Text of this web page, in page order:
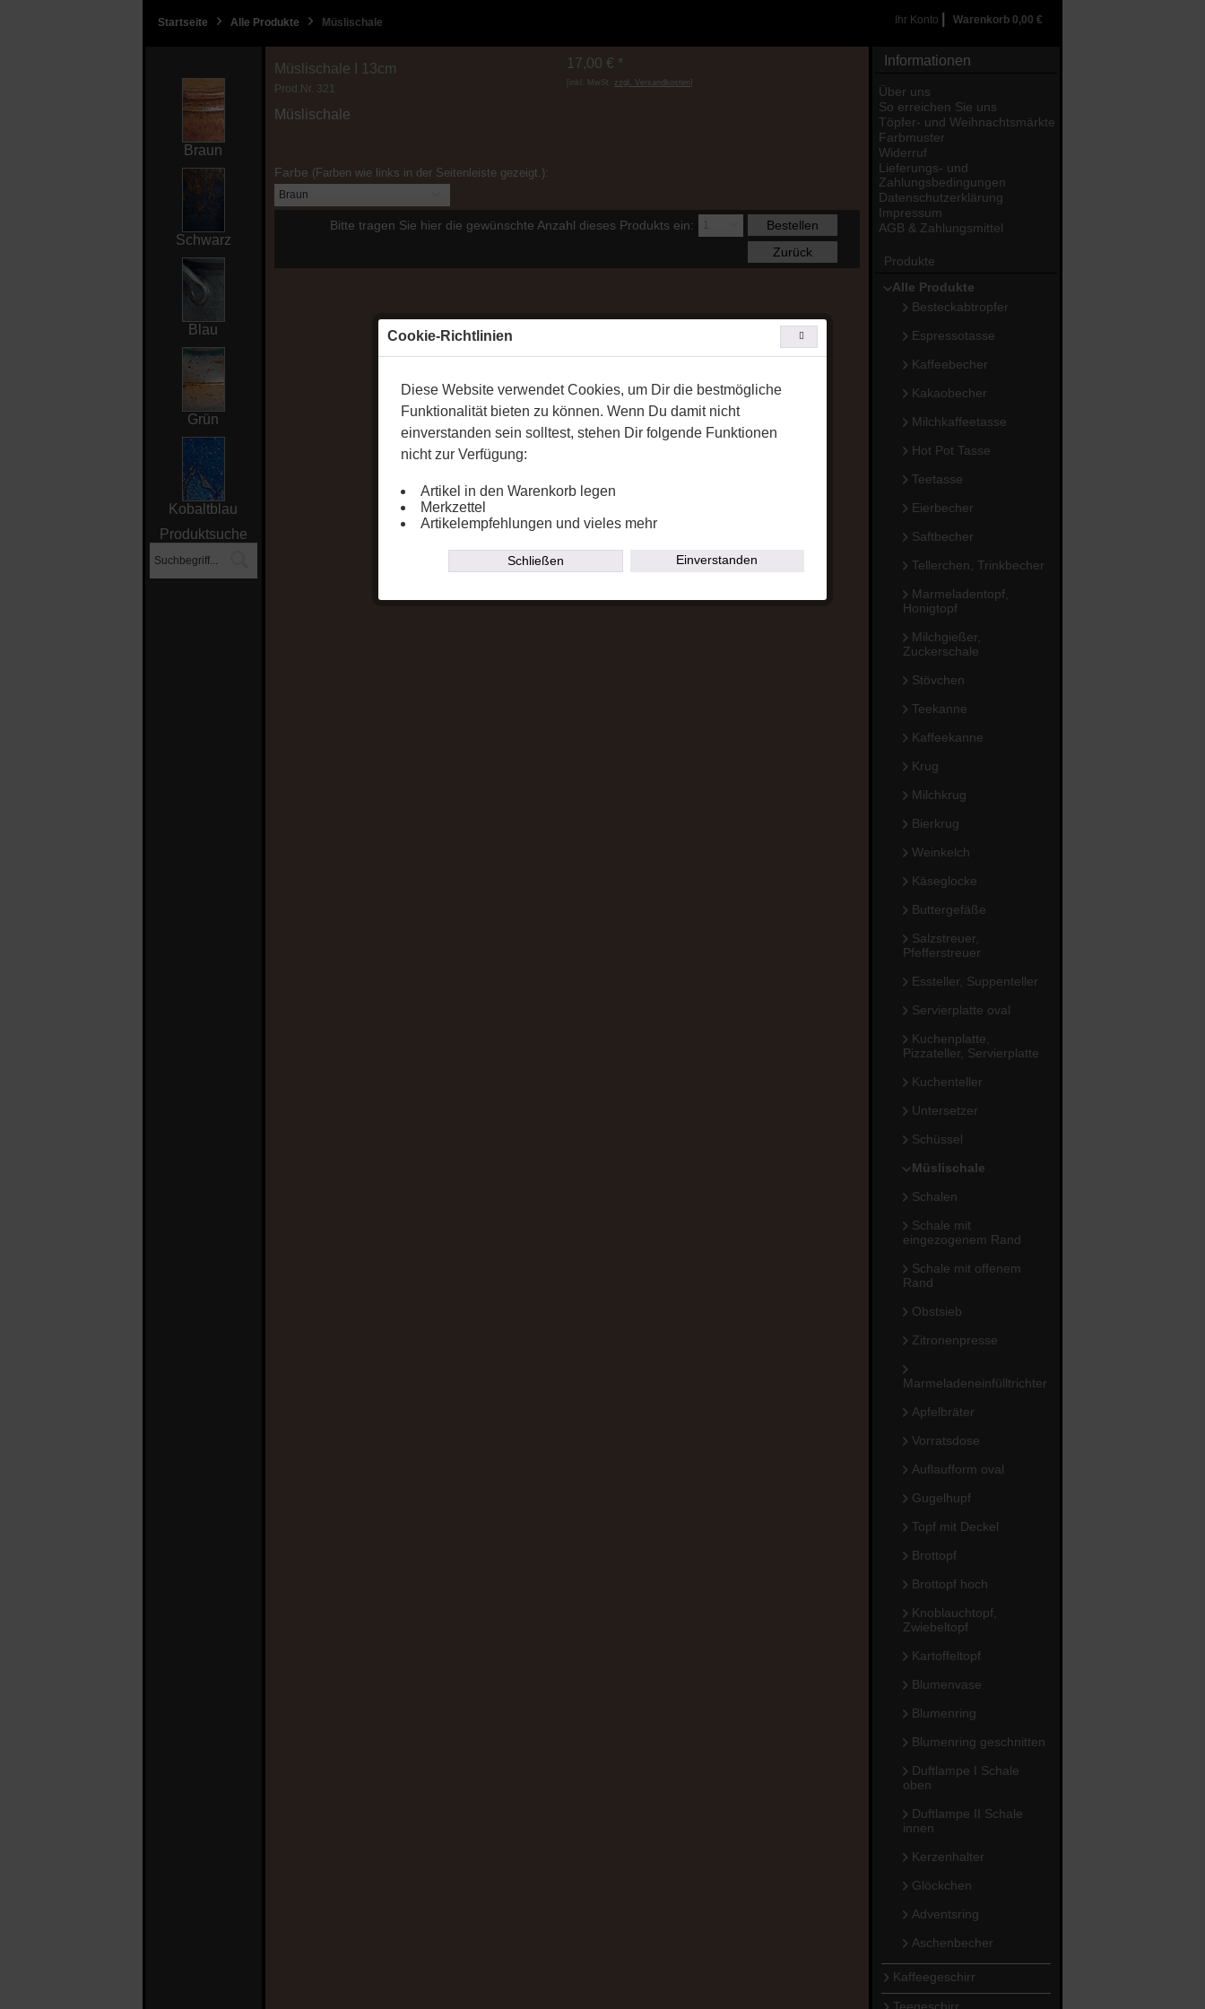
Startseite Alle Produkte Müslischale Ihr Konto Warenkorb 0,00 €
Braun
Schwarz
Blau
Grün
Kobaltblau
Produktsuche
Müslischale I 13cm
Prod.Nr. 321
17,00 € *
[inkl. MwSt. zzgl. Versandkosten
Müslischale
Farbe (Farben wie links in der Seitenleiste gezeigt.):
Bestellen
Bitte tragen Sie hier die gewünschte Anzahl dieses Produkts ein:
Zurück
Informationen
Über uns
So erreichen Sie uns
Töpfer- und Weihnachtsmärkte
Farbmuster
Widerruf
Lieferungs- und
Zahlungsbedingungen
Datenschutzerklärung
Impressum
AGB & Zahlungsmittel
Produkte
Alle Produkte
Besteckabtropfer
Espressotasse
Kaffeebecher
Kakaobecher
Milchkaffeetasse
Hot Pot Tasse
Teetasse
Eierbecher
Saftbecher
Tellerchen, Trinkbecher
Marmeladentopf,
Honigtopf
Milchgießer,
Zuckerschale
Stövchen
Teekanne
Kaffeekanne
Krug
Milchkrug
Bierkrug
Weinkelch
Käseglocke
Buttergefäße
Salzstreuer,
Pfefferstreuer
Essteller, Suppenteller
Servierplatte oval
Kuchenplatte,
Pizzateller, Servierplatte
Kuchenteller
Untersetzer
Schüssel
Müslischale
Schalen
Schale mit
eingezogenem Rand
Schale mit offenem
Rand
Obstsieb
Zitronenpresse
Marmeladeneinfülltrichter
Apfelbräter
Vorratsdose
Auflaufform oval
Gugelhupf
Topf mit Deckel
Brottopf
Brottopf hoch
Knoblauchtopf,
Zwiebeltopf
Kartoffeltopf
Blumenvase
Blumenring
Blumenring geschnitten
Duftlampe I Schale
oben
Duftlampe II Schale
innen
Kerzenhalter
Glöckchen
Adventsring
Aschenbecher
Kaffeegeschirr
Cookie-Richtlinien
Diese Website verwendet Cookies, um Dir die bestmögliche
Funktionalität bieten zu können. Wenn Du damit nicht
einverstanden sein solltest, stehen Dir folgende Funktionen
nicht zur Verfügung:
Artikel in den Warenkorb legen
Merkzettel
Artikelempfehlungen und vieles mehr
Einverstanden
Schließen